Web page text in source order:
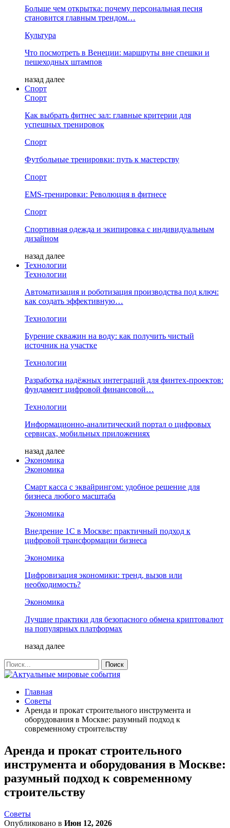
Больше чем открытка: почему персональная песня
становится главным трендом…
Культура
Что посмотреть в Венеции: маршруты вне спешки и
пешеходных штампов
назад далее
Спорт
Спорт
Как выбрать фитнес зал: главные критерии для
успешных тренировок
Спорт
Футбольные тренировки: путь к мастерству
Спорт
EMS-тренировки: Революция в фитнесе
Спорт
Спортивная одежда и экипировка с индивидуальным
дизайном
назад далее
Технологии
Технологии
Автоматизация и роботизация производства под ключ:
как создать эффективную…
Технологии
Бурение скважин на воду: как получить чистый
источник на участке
Технологии
Разработка надёжных интеграций для финтех-проектов:
фундамент цифровой финансовой…
Технологии
Информационно-аналитический портал о цифровых
сервисах, мобильных приложениях
назад далее
Экономика
Экономика
Смарт касса с эквайрингом: удобное решение для
бизнеса любого масштаба
Экономика
Внедрение 1С в Москве: практичный подход к
цифровой трансформации бизнеса
Экономика
Цифровизация экономики: тренд, вызов или
необходимость?
Экономика
Лучшие практики для безопасного обмена криптовалют
на популярных платформах
назад далее
Главная
Советы
Аренда и прокат строительного инструмента и
оборудования в Москве: разумный подход к
современному строительству
Аренда и прокат строительного
инструмента и оборудования в Москве:
разумный подход к современному
строительству
Советы
Опубликовано в Июн 12, 2026